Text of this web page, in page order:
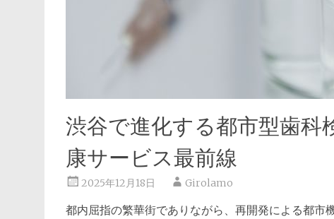
渋谷で進化する都市型歯科
康サービス最前線
2025年12月18日 Girolamo
都内屈指の繁華街でありながら、再開発による都市